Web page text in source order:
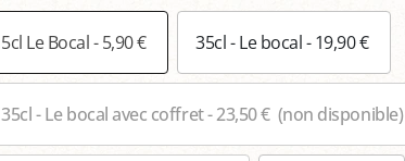
5cl Le Bocal - 5,90 € 35cl - Le bocal - 19,90 €
35cl - Le bocal avec coffret - 23,50 € (non disponible)